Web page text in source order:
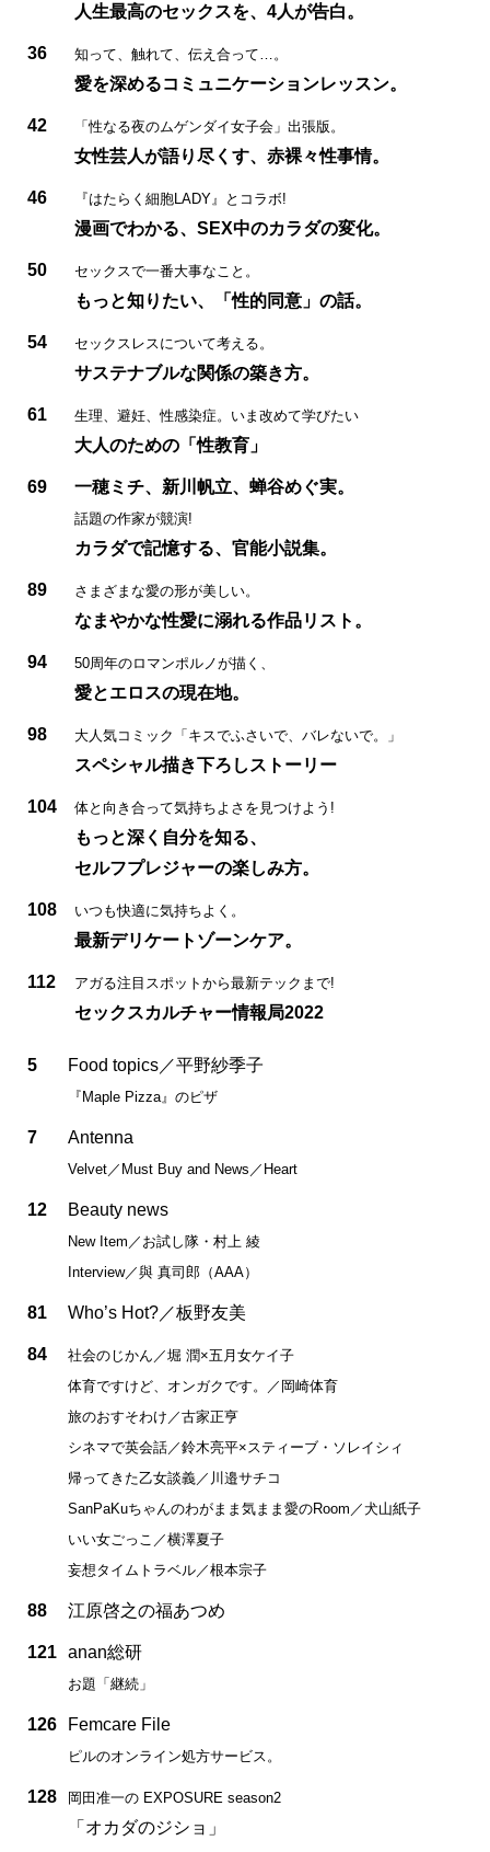
人生最高のセックスを、4人が告白。
36 知って、触れて、伝え合って…。
愛を深めるコミュニケーションレッスン。
42 「性なる夜のムゲンダイ女子会」出張版。
女性芸人が語り尽くす、赤裸々性事情。
46 『はたらく細胞LADY』とコラボ!
漫画でわかる、SEX中のカラダの変化。
50 セックスで一番大事なこと。
もっと知りたい、「性的同意」の話。
54 セックスレスについて考える。
サステナブルな関係の築き方。
61 生理、避妊、性感染症。いま改めて学びたい
大人のための「性教育」
69 一穂ミチ、新川帆立、蝉谷めぐ実。
話題の作家が競演!
カラダで記憶する、官能小説集。
89 さまざまな愛の形が美しい。
なまやかな性愛に溺れる作品リスト。
94 50周年のロマンポルノが描く、
愛とエロスの現在地。
98 大人気コミック「キスでふさいで、バレないで。」
スペシャル描き下ろしストーリー
104 体と向き合って気持ちよさを見つけよう!
もっと深く自分を知る、
セルフプレジャーの楽しみ方。
108 いつも快適に気持ちよく。
最新デリケートゾーンケア。
112 アガる注目スポットから最新テックまで!
セックスカルチャー情報局2022
5 Food topics／平野紗季子
『Maple Pizza』のピザ
7 Antenna
Velvet／Must Buy and News／Heart
12 Beauty news
New Item／お試し隊・村上 綾
Interview／與 真司郎（AAA）
81 Who’s Hot?／板野友美
84
社会のじかん／堀 潤×五月女ケイ子
体育ですけど、オンガクです。／岡崎体育
旅のおすそわけ／古家正亨
シネマで英会話／鈴木亮平×スティーブ・ソレイシィ
帰ってきた乙女談義／川邉サチコ
SanPaKuちゃんのわがまま気まま愛のRoom／犬山紙子
いい女ごっこ／横澤夏子
妄想タイムトラベル／根本宗子
88 江原啓之の福あつめ
121 anan総研
お題「継続」
126 Femcare File
ピルのオンライン処方サービス。
128 岡田准一の EXPOSURE season2
「オカダのジショ」